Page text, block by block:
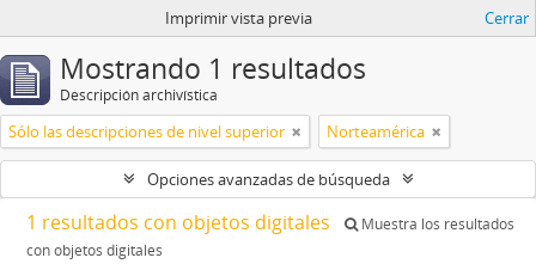
Imprimir vista previa Cerrar
Mostrando 1 resultados
Descripción archivística
Sólo las descripciones de nivel superior Norteamérica
Opciones avanzadas de búsqueda
1 resultados con objetos digitales
Muestra los resultados
con objetos digitales